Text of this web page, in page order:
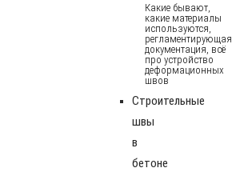
Какие бывают,
какие материалы
используются,
регламентирующая
документация, всё
про устройство
деформационных
швов
Строительные
швы
в
бетоне